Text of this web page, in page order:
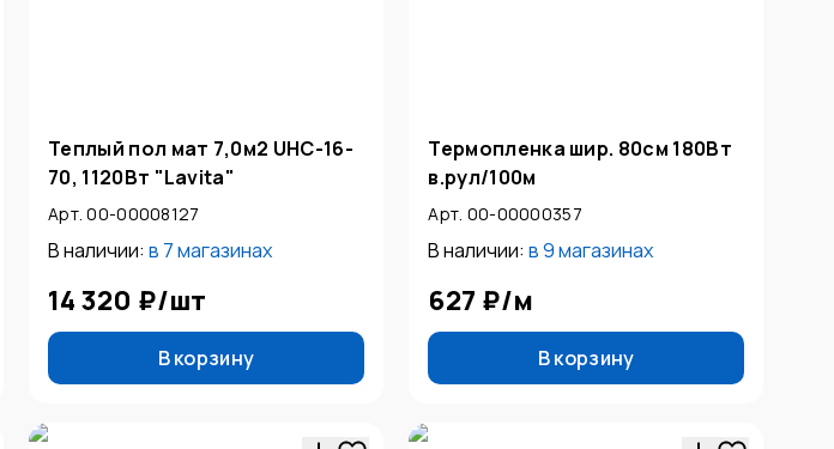
Теплый пол мат 7,0м2 UНС-16-
70, 1120Вт "Lavita"
Арт. 00-00008127
В наличии: в 7 магазинах
14 320 ₽/шт
В корзину
Термопленка шир. 80см 180Вт
в.рул/100м
Арт. 00-00000357
В наличии: в9 магазинах
627 ₽/м
В корзину